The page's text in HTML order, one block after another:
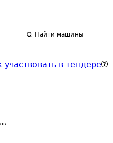
Найти машины
участвовать в тендере